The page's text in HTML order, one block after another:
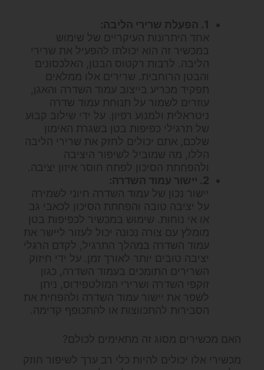
1. הפעלת שרירי הליבה:
אחד היתרונות העיקריים של שימוש
במכשיר זה הוא יכולתו להפעיל את שרירי
הליבה. לרבות רקטוס הבטן, האלכסונים
והבטן הרוחבית. שרירים אלו ממלאים
תפקיד מכריע בייצוב עמוד השדרה והאגן,
עוזרים לשמור על תנוחת עמוד שדרה
ניטראלית ולמנוע רפיון. על ידי שילוב קבוע
של תרגילי כפיפות בטן בשגרת האימון
שלכם, אתם יכולים לחזק את שרירי הליבה
הללו, מה שמוביל לשיפור היציבה
ולהפחתת הסיכון לפתח חוסר איזון יציבה.
2. יישור עמוד השדרה:
יישור נכון של עמוד השדרה חיוני לשמירה
על יציבה טובה והפחתת הסיכון לכאבי גב
או אי נוחות. שימוש במכשיר לכפיפות בטן
מומלץ עם צורה נכונה יכול לעזור ליישר את
עמוד השדרה במהלך התרגיל, לקדם הרגלי
יציבה טובים יותר לאורך זמן. על ידי חיזוק
השרירים התומכים בעמוד השדרה, כגון
זוקפי השדרה ושרירי המולטפידוס, ניתן
לשפר את יישור עמוד השדרה ולהפחית את
הסבירות להתכווצות או להתכופף קדימה.
האם מכשירים מסוג זה מתאימים לכולם?
מכשירי אלו יכולים להיות כלי רב ערך לשיפור חוזק